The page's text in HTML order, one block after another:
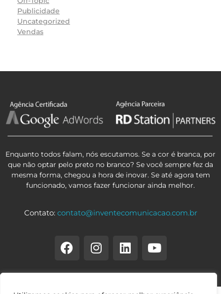
Publicidade
Uncategorized
Vendas
Enquanto todos falam, nós escutamos. Se a cor é branca, por
que não optar pelo preto no branco? Se você sempre fez da
mesma forma, chegou a hora de inovar. Se até agora tem
funcionado, vamos fazer funcionar ainda melhor.
Contato: contato@inventecomunicacao.com.br